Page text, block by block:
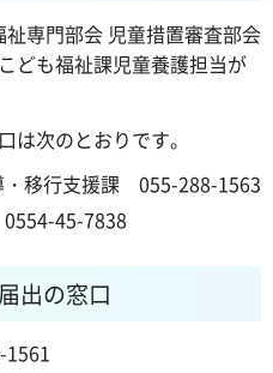
専門部会 児童措置審査部会
ども福祉課児童養護担当が
は次のとおりです。
・移行支援課 055-288-1563
45-7838
出の窓口